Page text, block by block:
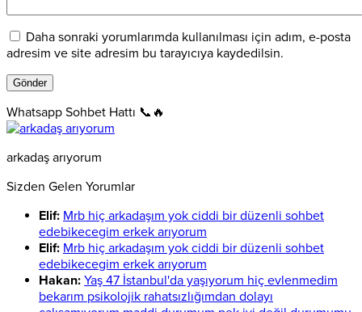
Daha sonraki yorumlarımda kullanılması için adım, e-posta
adresim ve site adresim bu tarayıcıya kaydedilsin.
Whatsapp Sohbet Hattı 📞🔥
arkadaş arıyorum
Sizden Gelen Yorumlar
Elif: Mrb hiç arkadaşım yok ciddi bir düzenli sohbet
edebikecegim erkek arıyorum
Elif: Mrb hiç arkadaşım yok ciddi bir düzenli sohbet
edebikecegim erkek arıyorum
Hakan: Yaş 47 İstanbul'da yaşıyorum hiç evlenmedim
bekarım psikolojik rahatsızlığımdan dolayı